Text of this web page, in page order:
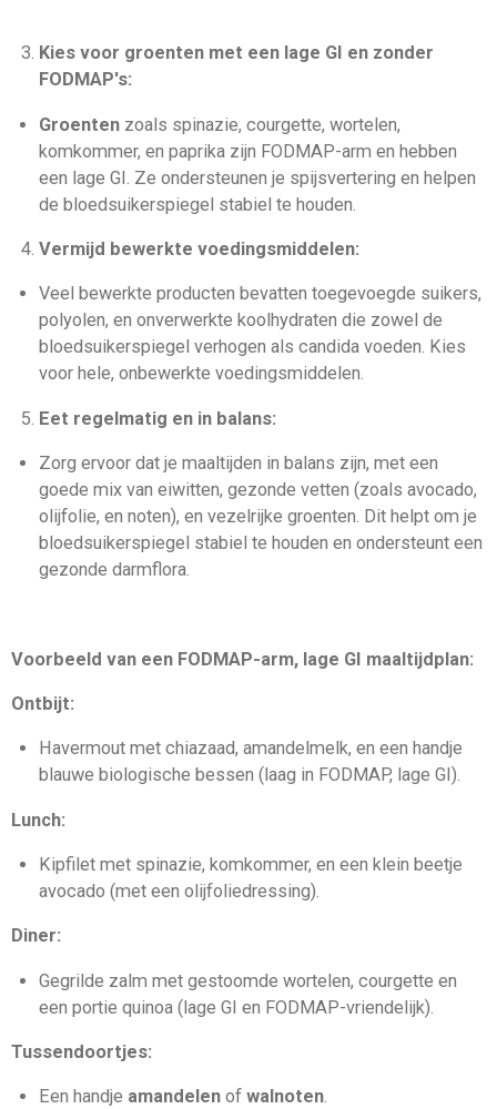
Kies voor groenten met een lage GI en zonder
FODMAP's:
Groentenzoals spinazie, courgette, wortelen,
komkommer, en paprika zijn FODMAP-arm en hebben
een lage GI. Ze ondersteunen je spijsvertering en helpen
de bloedsuikerspiegel stabiel te houden.
Vermijd bewerkte voedingsmiddelen:
Veel bewerkte producten bevatten toegevoegde suikers,
polyolen, en onverwerkte koolhydraten die zowel de
bloedsuikerspiegel verhogen als candida voeden. Kies
voor hele, onbewerkte voedingsmiddelen.
Eet regelmatig en in balans:
Zorg ervoor dat je maaltijden in balans zijn, met een
goede mix van eiwitten, gezonde vetten (zoals avocado,
olijfolie, en noten), en vezelrijke groenten. Dit helpt om je
bloedsuikerspiegel stabiel te houden en ondersteunt een
gezonde darmflora.
Voorbeeld van een FODMAP-arm, lage GI maaltijdplan:
Ontbijt:
Havermout met chiazaad, amandelmelk, en een handje
blauwe biologische bessen (laag in FODMAP, lage GI).
Lunch:
Kipfilet met spinazie, komkommer, en een klein beetje
avocado (met een olijfoliedressing).
Diner:
Gegrilde zalm met gestoomde wortelen, courgette en
een portie quinoa (lage GI en FODMAP-vriendelijk).
Tussendoortjes:
Een handje amandelenof walnoten.